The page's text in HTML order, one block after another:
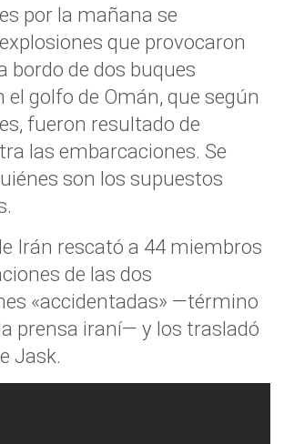
por la mañana se
que provocaron
bordo de dos buques
el golfo de Omán, que según
fueron resultado de
las embarcaciones. Se
son los supuestos
Irán rescató a 44 miembros
de las dos
«accidentadas» —término
prensa iraní— y los trasladó
Jask.